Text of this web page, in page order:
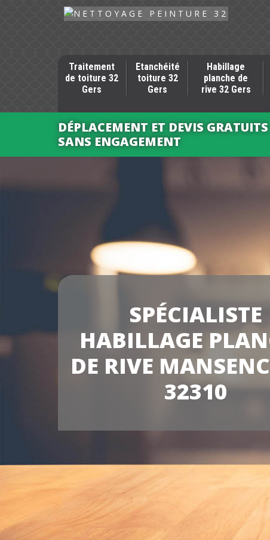
Traitement
de toiture 32
Gers
Etanchéité
toiture 32
Gers
Habillage
planche de
rive 32 Gers
DÉPLACEMENT ET DEVIS GRATUITS
SANS ENGAGEMENT
SPÉCIALISTE
HABILLAGE
DE RIVE
32310